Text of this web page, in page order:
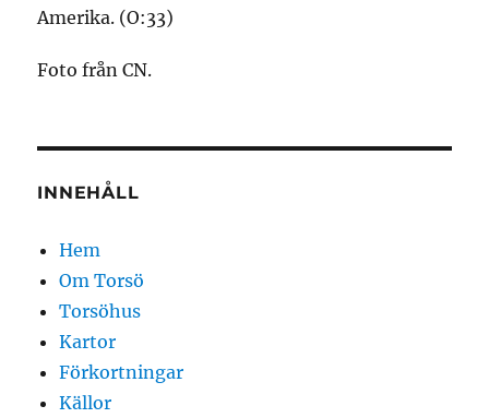
Amerika. (O:33)
Foto från CN.
INNEHÅLL
Hem
Om Torsö
Torsöhus
Kartor
Förkortningar
Källor